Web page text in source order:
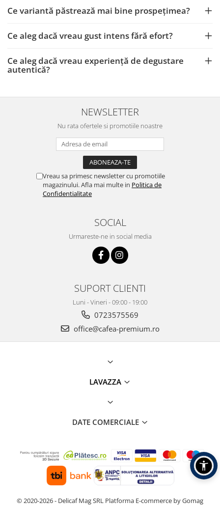
Ce variantă păstrează mai bine prospețimea?
Ce aleg dacă vreau gust intens fără efort?
Ce aleg dacă vreau experiență de degustare
autentică?
NEWSLETTER
Nu rata ofertele si promotiile noastre
Vreau sa primesc newsletter cu promotiile
magazinului. Afla mai multe in Politica de
Confidentialitate
SOCIAL
Urmareste-ne in social media
SUPORT CLIENTI
Luni - Vineri - 09:00 - 19:00
0723575569
office@cafea-premium.ro
LAVAZZA
DATE COMERCIALE
© 2020-2026 - Delicaf Mag SRL Platforma E-commerce by Gomag